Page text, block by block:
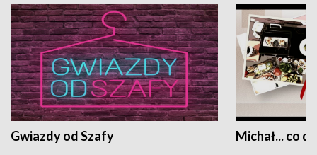
Gwiazdy od Szafy Michał... co